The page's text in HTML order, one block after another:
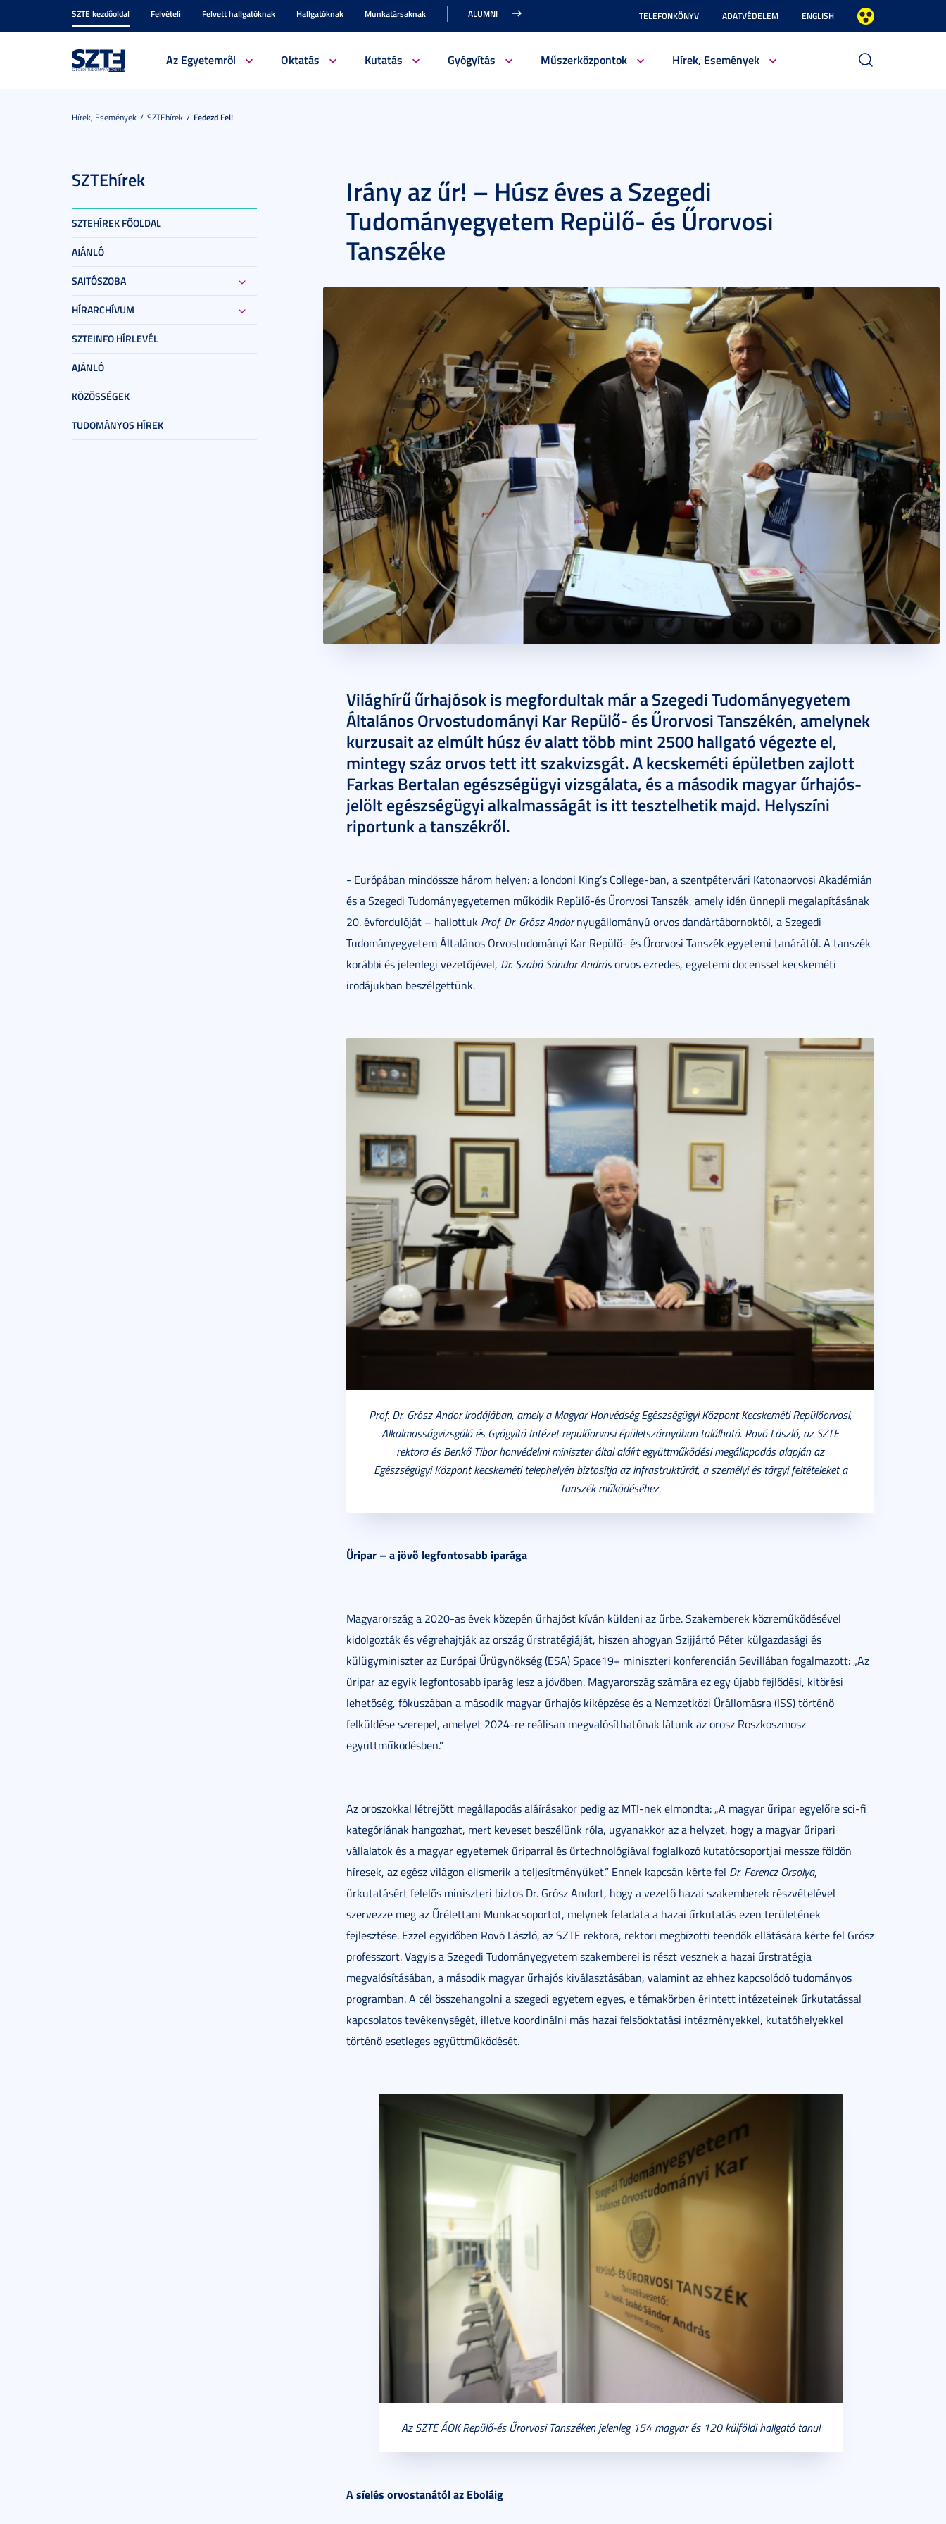
SZTE kezdőoldal Felvételi Felvett hallgatóknak Hallgatóknak Munkatársaknak ALUMNI TELEFONKÖNYV ADATVÉDELEM ENGLISH
Az Egyetemről Oktatás Kutatás Gyógyítás Műszerközpontok Hírek, Események
Hírek, Események SZTEhírek Fedezd Fel!
SZTEhírek
SZTEHÍREK FŐOLDAL
AJÁNLÓ
SAJTÓSZOBA
HÍRARCHÍVUM
SZTEINFO HÍRLEVÉL
AJÁNLÓ
KÖZÖSSÉGEK
TUDOMÁNYOS HÍREK
Irány az űr! – Húsz éves a Szegedi
Tudományegyetem Repülő- és Űrorvosi
Tanszéke
Világhírű űrhajósok is megfordultak már a Szegedi Tudományegyetem
Általános Orvostudományi Kar Repülő- és Űrorvosi Tanszékén, amelynek
kurzusait az elmúlt húsz év alatt több mint 2500 hallgató végezte el,
mintegy száz orvos tett itt szakvizsgát. A kecskeméti épületben zajlott
Farkas Bertalan egészségügyi vizsgálata, és a második magyar űrhajós-
jelölt egészségügyi alkalmasságát is itt tesztelhetik majd. Helyszíni
riportunk a tanszékről.
- Európában mindössze három helyen: a londoni King’s College-ban, a szentpétervári Katonaorvosi Akadémián
és a Szegedi Tudományegyetemen működik Repülő-és Űrorvosi Tanszék, amely idén ünnepli megalapításának
20. évfordulóját – hallottuk Prof. Dr. Grósz Andornyugállományú orvos dandártábornoktól, a Szegedi
Tudományegyetem Általános Orvostudományi Kar Repülő- és Űrorvosi Tanszék egyetemi tanárától. A tanszék
korábbi és jelenlegi vezetőjével, Dr. Szabó Sándor Andrásorvos ezredes, egyetemi docenssel kecskeméti
irodájukban beszélgettünk.
Prof. Dr. Grósz Andor irodájában, amely a Magyar Honvédség Egészségügyi Központ Kecskeméti Repülőorvosi,
Alkalmasságvizsgáló és Gyógyító Intézet repülőorvosi épületszárnyában található. Rovó László, az SZTE
rektora és Benkő Tibor honvédelmi miniszter által aláírt együttműködési megállapodás alapján az
Egészségügyi Központ kecskeméti telephelyén biztosítja az infrastruktúrát, a személyi és tárgyi feltételeket a
Tanszék működéséhez.
Űripar – a jövő legfontosabb iparága
Magyarország a 2020-as évek közepén űrhajóst kíván küldeni az űrbe. Szakemberek közreműködésével
kidolgozták és végrehajtják az ország űrstratégiáját, hiszen ahogyan Szijjártó Péter külgazdasági és
külügyminiszter az Európai Űrügynökség (ESA) Space19+ miniszteri konferencián Sevillában fogalmazott: „Az
űripar az egyik legfontosabb iparág lesz a jövőben. Magyarország számára ez egy újabb fejlődési, kitörési
lehetőség, fókuszában a második magyar űrhajós kiképzése és a Nemzetközi Űrállomásra (ISS) történő
felküldése szerepel, amelyet 2024-re reálisan megvalósíthatónak látunk az orosz Roszkoszmosz
együttműködésben."
Az oroszokkal létrejött megállapodás aláírásakor pedig az MTI-nek elmondta: „A magyar űripar egyelőre sci-fi
kategóriának hangozhat, mert keveset beszélünk róla, ugyanakkor az a helyzet, hogy a magyar űripari
vállalatok és a magyar egyetemek űriparral és űrtechnológiával foglalkozó kutatócsoportjai messze földön
híresek, az egész világon elismerik a teljesítményüket.” Ennek kapcsán kérte fel Dr. Ferencz Orsolya,
űrkutatásért felelős miniszteri biztos Dr. Grósz Andort, hogy a vezető hazai szakemberek részvételével
szervezze meg az Űrélettani Munkacsoportot, melynek feladata a hazai űrkutatás ezen területének
fejlesztése. Ezzel egyidőben Rovó László, az SZTE rektora, rektori megbízotti teendők ellátására kérte fel Grósz
professzort. Vagyis a Szegedi Tudományegyetem szakemberei is részt vesznek a hazai űrstratégia
megvalósításában, a második magyar űrhajós kiválasztásában, valamint az ehhez kapcsolódó tudományos
programban. A cél összehangolni a szegedi egyetem egyes, e témakörben érintett intézeteinek űrkutatással
kapcsolatos tevékenységét, illetve koordinálni más hazai felsőoktatási intézményekkel, kutatóhelyekkel
történő esetleges együttműködését.
Az SZTE ÁOK Repülő-és Űrorvosi Tanszéken jelenleg 154 magyar és 120 külföldi hallgató tanul
A síelés orvostanától az Eboláig